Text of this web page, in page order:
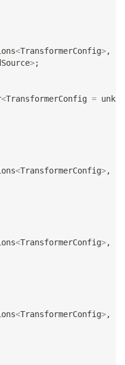
<TransformerConfig>,
>;
<TransformerConfig =
<TransformerConfig>,
<TransformerConfig>,
<TransformerConfig>,